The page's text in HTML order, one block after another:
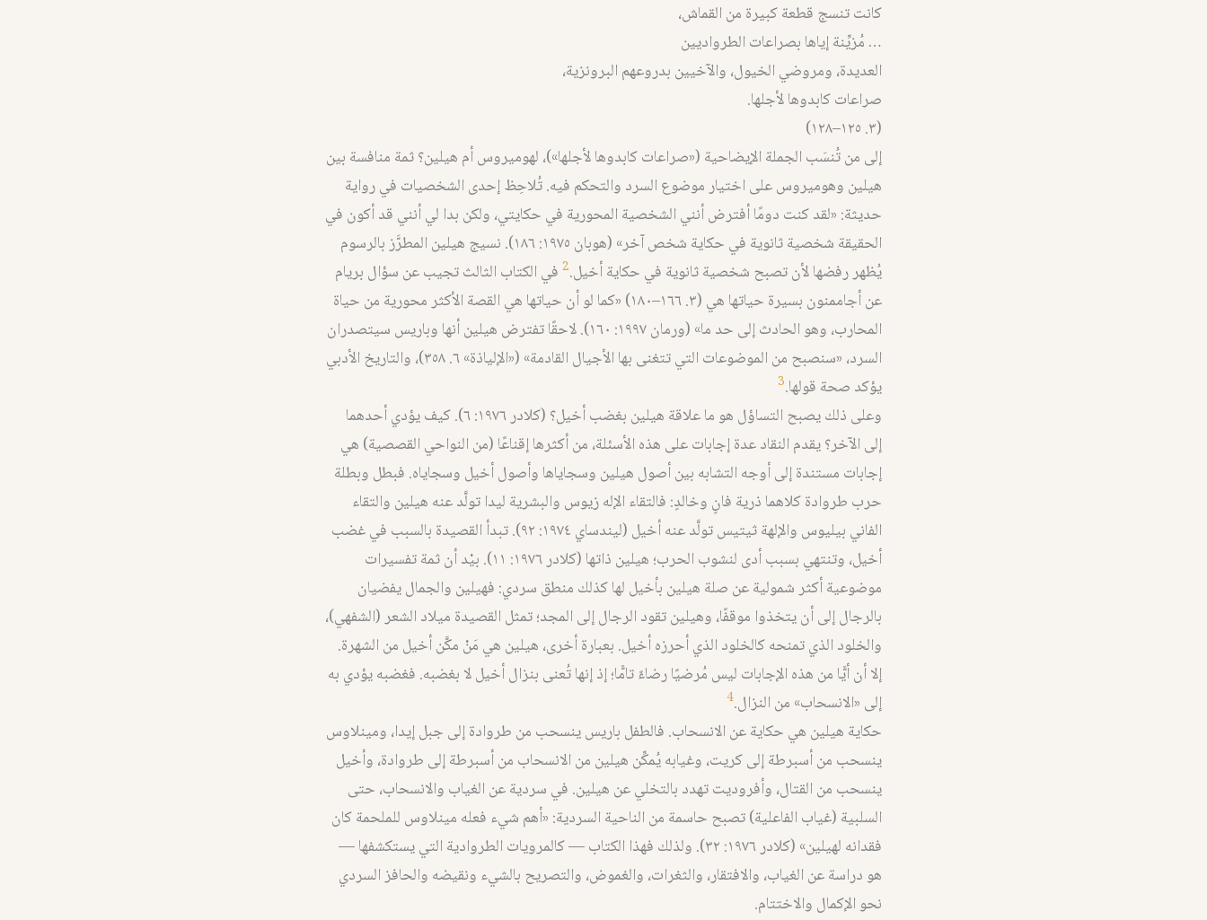
كانت تنسج قطعة كبيرة من القماش،
… مُزيِّنة إياها بصراعات الطرواديين
العديدة، ومروضي الخيول، والآخيين بدروعهم البرونزية،
صراعات كابدوها لأجلها.
(٣. ١٢٥–١٢٨)
إلى من تُنسَب الجملة الإيضاحية («صراعات كابدوها لأجلها»)، لهوميروس أم هيلين؟ ثمة منافسة بين
هيلين وهوميروس على اختيار موضوع السرد والتحكم فيه. تُلاحِظ إحدى الشخصيات في رواية
حديثة: «لقد كنت دومًا أفترض أنني الشخصية المحورية في حكايتي، ولكن بدا لي أنني قد أكون في
الحقيقة شخصية ثانوية في حكاية شخص آخر» (هوبان ١٩٧٥: ١٨٦). نسيج هيلين المطرَّز بالرسوم
يُظهر رفضها لأن تصبح شخصية ثانوية في حكاية أخيل.2 في الكتاب الثالث تجيب عن سؤال بريام
عن أجاممنون بسيرة حياتها هي (٣. ١٦٦–١٨٠) «كما لو أن حياتها هي القصة الأكثر محورية من حياة
المحارب، وهو الحادث إلى حد ما» (ورمان ١٩٩٧: ١٦٠). لاحقًا تفترض هيلين أنها وباريس سيتصدران
السرد، «سنصبح من الموضوعات التي تتغنى بها الأجيال القادمة» («الإلياذة» ٦. ٣٥٨)، والتاريخ الأدبي
يؤكد صحة قولها.3
وعلى ذلك يصبح التساؤل هو ما علاقة هيلين بغضب أخيل؟ (كلادر ١٩٧٦: ٦). كيف يؤدي أحدهما
إلى الآخر؟ يقدم النقاد عدة إجابات على هذه الأسئلة، من أكثرها إقناعًا (من النواحي القصصية) هي
إجابات مستندة إلى أوجه التشابه بين أصول هيلين وسجاياها وأصول أخيل وسجاياه. فبطل وبطلة
حرب طروادة كلاهما ذرية فانٍ وخالدٍ: فالتقاء الإله زيوس والبشرية ليدا تولَّد عنه هيلين والتقاء
الفاني بيليوس والإلهة ثيتيس تولَّد عنه أخيل (ليندساي ١٩٧٤: ٩٢). تبدأ القصيدة بالسبب في غضب
أخيل، وتنتهي بسبب أدى لنشوب الحرب؛ هيلين ذاتها (كلادر ١٩٧٦: ١١). بيْد أن ثمة تفسيرات
موضوعية أكثر شمولية عن صلة هيلين بأخيل لها كذلك منطق سردي: فهيلين والجمال يفضيان
بالرجال إلى أن يتخذوا موقفًا، وهيلين تقود الرجال إلى المجد؛ تمثل القصيدة ميلاد الشعر (الشفهي)،
والخلود الذي تمنحه كالخلود الذي أحرزه أخيل. بعبارة أخرى، هيلين هي مَنْ مكَّن أخيل من الشهرة.
إلا أن أيًّا من هذه الإجابات ليس مُرضيًا رضاءً تامًّا؛ إذ إنها تُعنى بنزال أخيل لا بغضبه. فغضبه يؤدي به
إلى «الانسحاب» من النزال.4
حكاية هيلين هي حكاية عن الانسحاب. فالطفل باريس ينسحب من طروادة إلى جبل إيدا، ومينلاوس
ينسحب من أسبرطة إلى كريت، وغيابه يُمكِّن هيلين من الانسحاب من أسبرطة إلى طروادة، وأخيل
ينسحب من القتال، وأفروديت تهدد بالتخلي عن هيلين. في سردية عن الغياب والانسحاب، حتى
السلبية (غياب الفاعلية) تصبح حاسمة من الناحية السردية: «أهم شيء فعله مينلاوس للملحمة كان
فقدانه لهيلين» (كلادر ١٩٧٦: ٣٢). ولذلك فهذا الكتاب — كالمرويات الطروادية التي يستكشفها —
هو دراسة عن الغياب، والافتقار، والثغرات، والغموض، والتصريح بالشيء ونقيضه والحافز السردي
نحو الإكمال والاختتام.